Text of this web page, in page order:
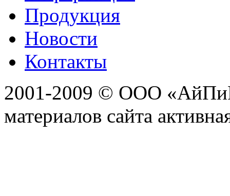
Продукция
Новости
Контакты
2001-2009 © ООО
материалов сайта